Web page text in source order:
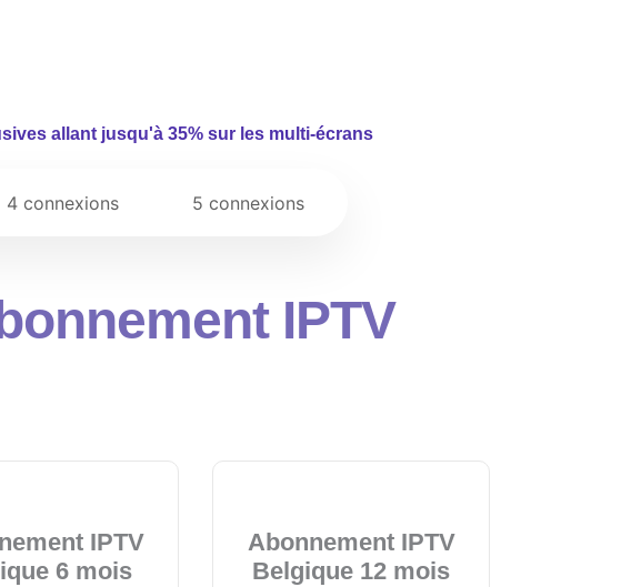
allant jusqu'à 35% sur les multi-écrans
4 connexions 5 connexions
IPTV
IPTV
6 mois
Abonnement IPTV
Belgique 12 mois